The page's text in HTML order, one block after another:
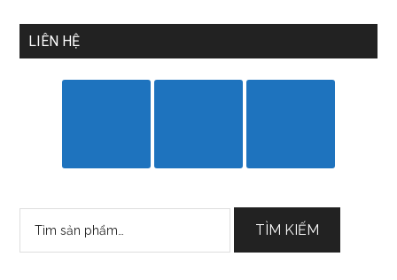
LIÊN HỆ
TÌM KIẾM